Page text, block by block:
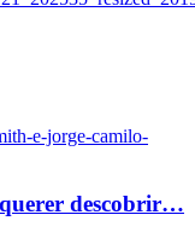
e-jorge-camilo-
querer descobrir…